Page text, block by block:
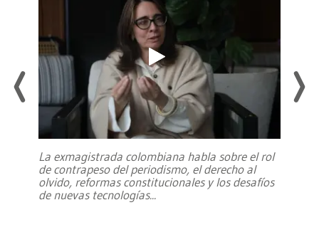
La exmagistrada colombiana habla sobre el rol
de contrapeso del periodismo, el derecho al
olvido, reformas constitucionales y los desafíos
de nuevas tecnologías...